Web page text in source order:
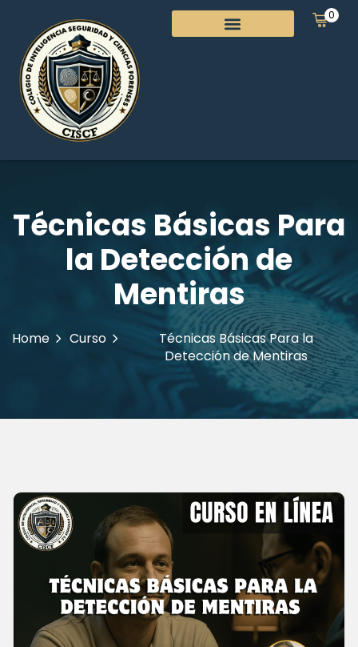
0
Técnicas Básicas Para
la Detección de
Mentiras
Home Curso
Técnicas Básicas Para la
Detección de Mentiras